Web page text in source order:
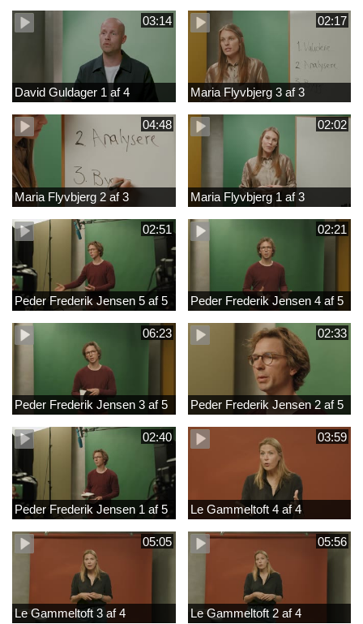
03:14
David Guldager 1 af 4
02:17
Maria Flyvbjerg 3 af 3
04:48
Maria Flyvbjerg 2 af 3
02:02
Maria Flyvbjerg 1 af 3
02:51
Peder Frederik Jensen 5 af 5
02:21
Peder Frederik Jensen 4 af 5
06:23
Peder Frederik Jensen 3 af 5
02:33
Peder Frederik Jensen 2 af 5
02:40
Peder Frederik Jensen 1 af 5
03:59
Le Gammeltoft 4 af 4
05:05
Le Gammeltoft 3 af 4
05:56
Le Gammeltoft 2 af 4